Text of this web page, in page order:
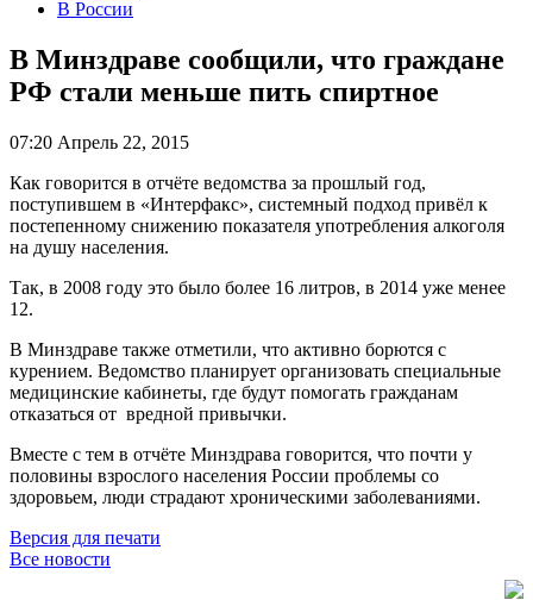
В России
В Минздраве сообщили, что граждане
РФ стали меньше пить спиртное
07:20 Апрель 22, 2015
Как говорится в отчёте ведомства за прошлый год,
поступившем в «Интерфакс», системный подход привёл к
постепенному снижению показателя употребления алкоголя
на душу населения.
Так, в 2008 году это было более 16 литров, в 2014 уже менее
12.
В Минздраве также отметили, что активно борются с
курением. Ведомство планирует организовать специальные
медицинские кабинеты, где будут помогать гражданам
отказаться от вредной привычки.
Вместе с тем в отчёте Минздрава говорится, что почти у
половины взрослого населения России проблемы со
здоровьем, люди страдают хроническими заболеваниями.
Версия для печати
Все новости